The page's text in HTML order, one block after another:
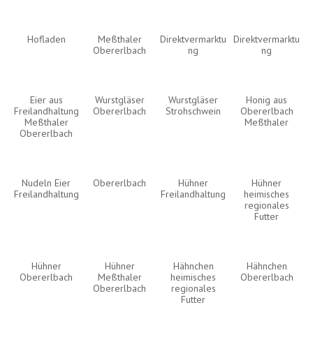
Hofladen
Meßthaler
Obererlbach
Direktvermarktu
ng
Direktvermarktu
ng
Eier aus
Freilandhaltung
Meßthaler
Obererlbach
Wurstgläser
Obererlbach
Wurstgläser
Strohschwein
Honig aus
Obererlbach
Meßthaler
Nudeln Eier
Freilandhaltung
Obererlbach
Hühner
Freilandhaltung
Hühner
heimisches
regionales
Futter
Hühner
Obererlbach
Hühner
Meßthaler
Obererlbach
Hähnchen
heimisches
regionales
Futter
Hähnchen
Obererlbach